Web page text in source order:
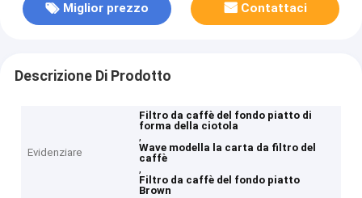
Miglior prezzo Contattaci
Descrizione Di Prodotto
Evidenziare
Filtro da caffè del fondo piatto di
forma della ciotola
,
Wave modella la carta da filtro del
caffè
,
Filtro da caffè del fondo piatto
Brown